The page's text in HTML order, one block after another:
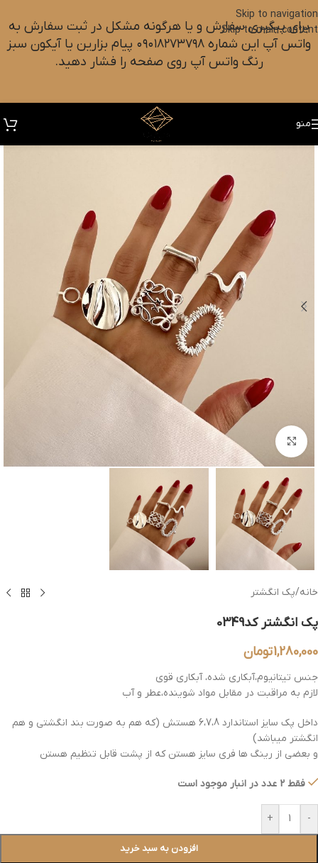
Skip to navigation
Skip to main content
برای پیگیری سفارش و یا هرگونه مشکل در ثبت سفارش به
واتس آپ این شماره ۰۹۰۱۸۲۷۳۷۹۸ پیام بزارین یا آیکون سبز
رنگ واتس آپ روی صفحه را فشار دهید.
منو
بزرگنمایی تصویر
خانه/پک انگشتر
پک انگشتر کد0349
1,280,000تومان
جنس تیتانیوم،آبکاری شده، آبکاری قوی
لازم به مراقبت در مقابل مواد شوینده،عطر و آب
داخل پک سایز استاندارد 6،7،8 هستش (که هم به صورت بند انگشتی و هم
انگشتر میباشد)
و بعضی از رینگ ها فری سایز هستن که از پشت قابل تنظیم هستن
فقط 2 عدد در انبار موجود است
-
+
افزودن به سبد خرید